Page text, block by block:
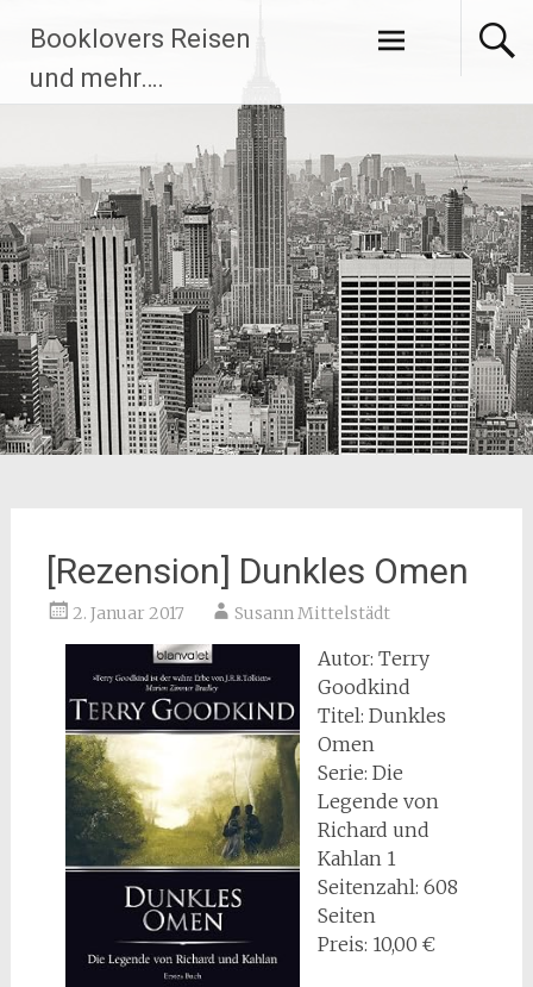
Inhalt
springen
Booklovers Reisen
und mehr….
[Rezension] Dunkles Omen
2. Januar 2017 Susann Mittelstädt
Autor: Terry
Goodkind
Titel: Dunkles
Omen
Serie: Die
Legende von
Richard und
Kahlan 1
Seitenzahl: 608
Seiten
Preis: 10,00 €